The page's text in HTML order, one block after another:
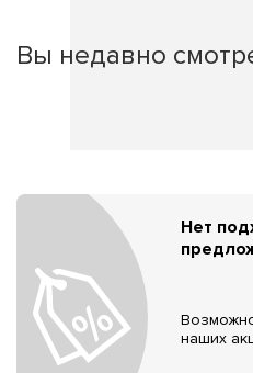
Вы недавно
Нет
наших